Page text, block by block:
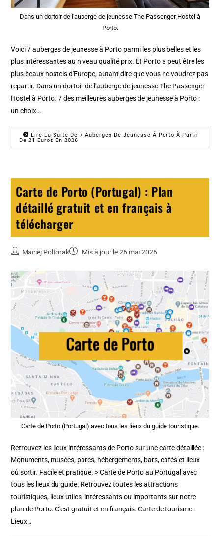
Dans un dortoir de l'auberge de jeunesse The Passenger Hostel à
Porto.
Voici 7 auberges de jeunesse à Porto parmi les plus belles et les
plus intéressantes au niveau qualité prix. Et Porto a peut être les
plus beaux hostels d'Europe, autant dire que vous ne voudrez pas
repartir. Dans un dortoir de l'auberge de jeunesse The Passenger
Hostel à Porto. 7 des meilleures auberges de jeunesse à Porto :
un choix…
Lire La Suite De 7 Auberges De Jeunesse À Porto À Partir
De 21 Euros En 2026
Carte de Porto (Portugal) : Plan
détaillé gratuit et en français à
télécharger
Maciej Poltorak Mis à jour le 26 mai 2026
Carte de Porto (Portugal) avec tous les lieux du guide touristique.
Retrouvez les lieux intéressants de Porto sur une carte détaillée :
Monuments, musées, parcs, hébergements, bars, cafés et lieux
où sortir. Facile et pratique. > Carte de Porto au Portugal avec
tous les lieux du guide. Retrouvez toutes les attractions
touristiques, lieux utiles, intéressants ou importants sur notre
plan de Porto. C'est gratuit et en français. Carte de tourisme :
Lieux…